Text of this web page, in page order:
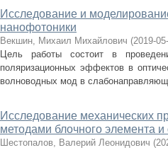
Исследование и
нанофотоники
Векшин, Михаил Михайлович (2019-
Цель работы состоит в
поляризационных эффектов в
волноводных мод в
Исследование механических
методами блочного элемента и
Шестопалов, Валерий Леонидович (